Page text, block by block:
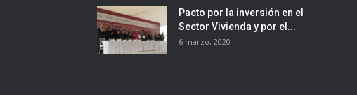
Pacto por la inversión en el
Sector Vivienda y por el...
6 marzo, 2020